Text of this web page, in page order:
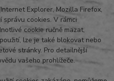
Explorer, Mozilla Firefox,
správu cookies. V rámci
cookie ručně mazat,
lze je také blokovat nebo
stránky. Pro detailnější
vašeho prohlížeče.